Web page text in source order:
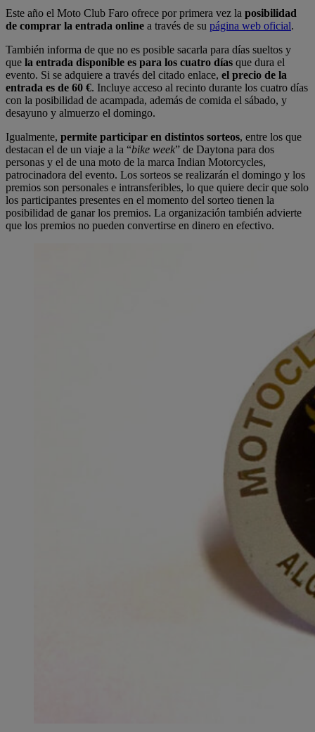
Este año el Moto Club Faro ofrece por primera vez la posibilidad
de comprar la entrada online a través de su página web oficial.
También informa de que no es posible sacarla para días sueltos y
que la entrada disponible es para los cuatro días que dura el
evento. Si se adquiere a través del citado enlace, el precio de la
entrada es de 60 €. Incluye acceso al recinto durante los cuatro días
con la posibilidad de acampada, además de comida el sábado, y
desayuno y almuerzo el domingo.
Igualmente, permite participar en distintos sorteos, entre los que
destacan el de un viaje a la “bike week” de Daytona para dos
personas y el de una moto de la marca Indian Motorcycles,
patrocinadora del evento. Los sorteos se realizarán el domingo y los
premios son personales e intransferibles, lo que quiere decir que solo
los participantes presentes en el momento del sorteo tienen la
posibilidad de ganar los premios. La organización también advierte
que los premios no pueden convertirse en dinero en efectivo.